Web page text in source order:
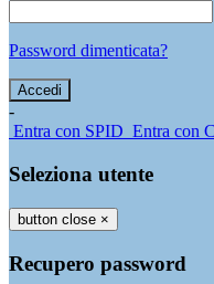
Password dimenticata?
-
Entra con SPID Entra con
Seleziona utente
button close ×
Recupero password